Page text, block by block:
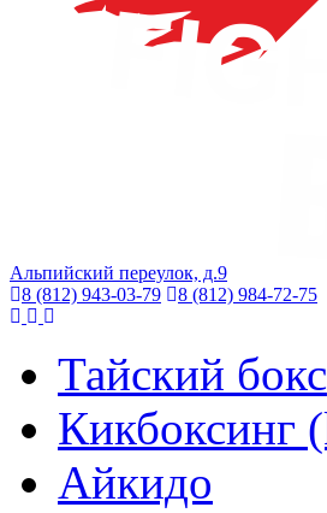
Альпийский переулок, д.9
8 (812) 943-03-79
8 (812) 984-72-75
Тайский бокс
Кикбоксинг
Айкидо